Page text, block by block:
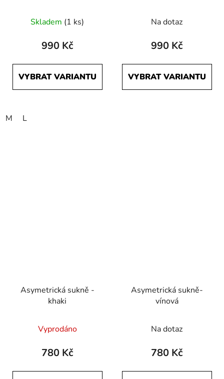
Skladem (1 ks)
990 Kč
VYBRAT VARIANTU
M L
Na dotaz
990 Kč
VYBRAT VARIANTU
Asymetrická sukně -
khaki
Vyprodáno
780 Kč
Asymetrická sukně-
vínová
Na dotaz
780 Kč